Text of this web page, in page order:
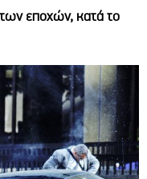
εποχών, κατά το